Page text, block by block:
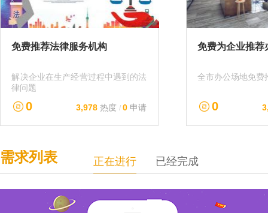
免费推荐法律服务机构
解决企业在生产经营过程中遇到的法
律问题
0 3,978 热度/0 申请
免费为企业推荐
全市办公场地免费
0
需求列表 正在进行 已经完成